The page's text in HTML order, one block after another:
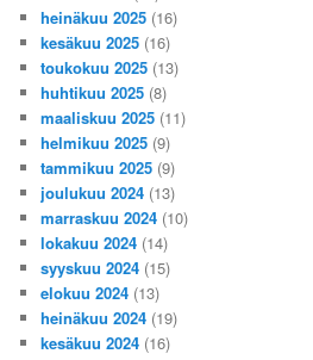
heinäkuu 2025 (16)
kesäkuu 2025 (16)
toukokuu 2025 (13)
huhtikuu 2025 (8)
maaliskuu 2025 (11)
helmikuu 2025 (9)
tammikuu 2025 (9)
joulukuu 2024 (13)
marraskuu 2024 (10)
lokakuu 2024 (14)
syyskuu 2024 (15)
elokuu 2024 (13)
heinäkuu 2024 (19)
kesäkuu 2024 (16)